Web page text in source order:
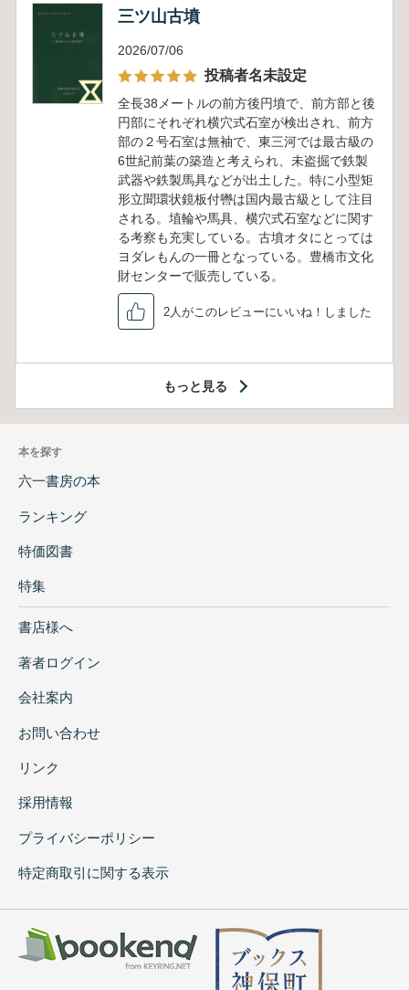
三ツ山古墳
2026/07/06
投稿者名未設定
全長38メートルの前方後円墳で、前方部と後
円部にそれぞれ横穴式石室が検出され、前方
部の２号石室は無袖で、東三河では最古級の
6世紀前葉の築造と考えられ、未盗掘で鉄製
武器や鉄製馬具などが出土した。特に小型矩
形立聞環状鏡板付轡は国内最古級として注目
される。埴輪や馬具、横穴式石室などに関す
る考察も充実している。古墳オタにとっては
ヨダレもんの一冊となっている。豊橋市文化
財センターで販売している。
2人がこのレビューにいいね！しました
もっと見る
本を探す
六一書房の本
ランキング
特価図書
特集
書店様へ
著者ログイン
会社案内
お問い合わせ
リンク
採用情報
プライバシーポリシー
特定商取引に関する表示